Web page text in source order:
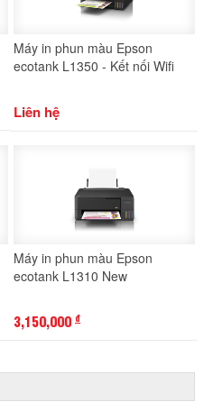
Máy in phun màu Epson
ecotank L1350 - Kết nối Wifi
Liên hệ
Máy in phun màu Epson
ecotank L1310 New
3,150,000 đ